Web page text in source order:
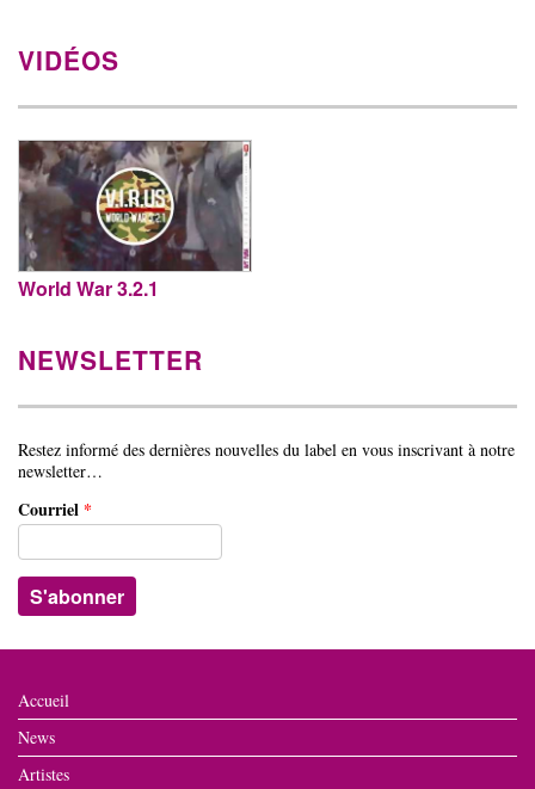
VIDÉOS
World War 3.2.1
NEWSLETTER
Restez informé des dernières nouvelles du label en vous inscrivant à notre
newsletter…
Courriel *
Accueil
News
Artistes